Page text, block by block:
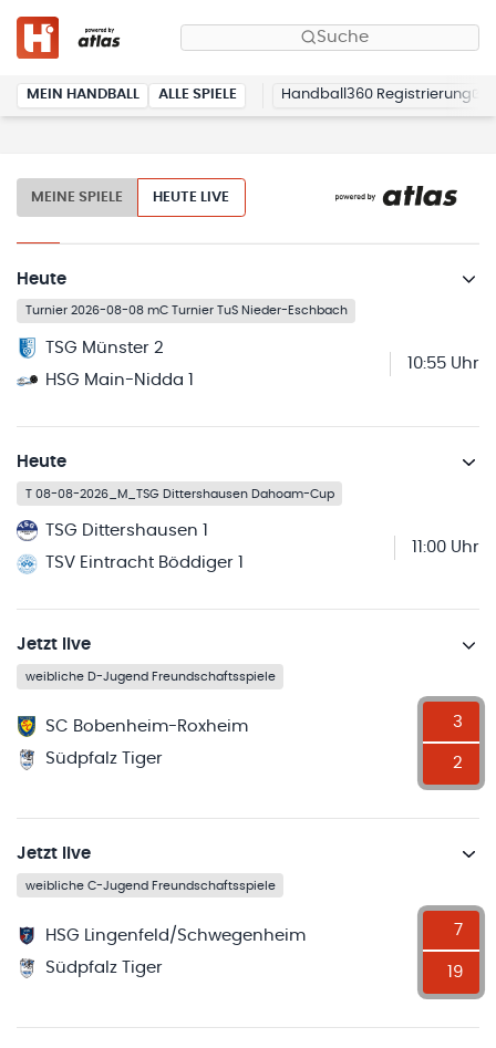
Suche
MEIN HANDBALL ALLE SPIELE Handball360 Registrierung
MEINE SPIELE HEUTE LIVE
Heute
Turnier 2026-08-08 mC Turnier TuS Nieder-Eschbach
TSG Münster 2
HSG Main-Nidda 1
10:55 Uhr
Heute
T 08-08-2026_M_TSG Dittershausen Dahoam-Cup
TSG Dittershausen 1
TSV Eintracht Böddiger 1
11:00 Uhr
Jetzt live
weibliche D-Jugend Freundschaftsspiele
SC Bobenheim-Roxheim
Südpfalz Tiger
3
2
Jetzt live
weibliche C-Jugend Freundschaftsspiele
HSG Lingenfeld/Schwegenheim
Südpfalz Tiger
7
19